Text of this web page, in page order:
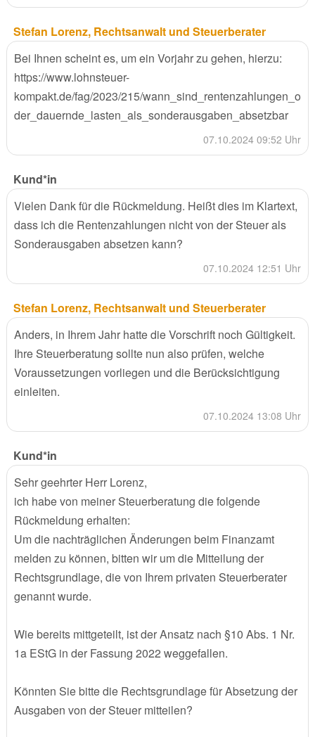
Stefan Lorenz, Rechtsanwalt und Steuerberater
Bei Ihnen scheint es, um ein Vorjahr zu gehen, hierzu:
https://www.lohnsteuer-
kompakt.de/fag/2023/215/wann_sind_rentenzahlungen_o
der_dauernde_lasten_als_sonderausgaben_absetzbar
07.10.2024 09:52 Uhr
Kund*in
Vielen Dank für die Rückmeldung. Heißt dies im Klartext,
dass ich die Rentenzahlungen nicht von der Steuer als
Sonderausgaben absetzen kann?
07.10.2024 12:51 Uhr
Stefan Lorenz, Rechtsanwalt und Steuerberater
Anders, in Ihrem Jahr hatte die Vorschrift noch Gültigkeit.
Ihre Steuerberatung sollte nun also prüfen, welche
Voraussetzungen vorliegen und die Berücksichtigung
einleiten.
07.10.2024 13:08 Uhr
Kund*in
Sehr geehrter Herr Lorenz,
ich habe von meiner Steuerberatung die folgende
Rückmeldung erhalten:
Um die nachträglichen Änderungen beim Finanzamt
melden zu können, bitten wir um die Mitteilung der
Rechtsgrundlage, die von Ihrem privaten Steuerberater
genannt wurde.
Wie bereits mittgeteilt, ist der Ansatz nach §10 Abs. 1 Nr.
1a EStG in der Fassung 2022 weggefallen.
Könnten Sie bitte die Rechtsgrundlage für Absetzung der
Ausgaben von der Steuer mitteilen?